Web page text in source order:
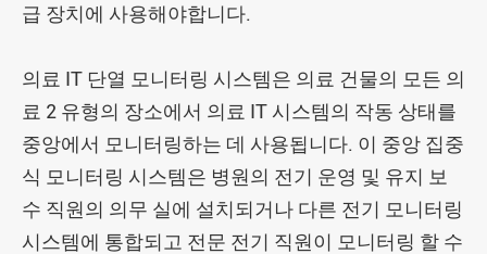
급 장치에 사용해야합니다.
의료 IT 단열 모니터링 시스템은 의료 건물의 모든 의
료 2 유형의 장소에서 의료 IT 시스템의 작동 상태를
중앙에서 모니터링하는 데 사용됩니다. 이 중앙 집중
식 모니터링 시스템은 병원의 전기 운영 및 유지 보
수 직원의 의무 실에 설치되거나 다른 전기 모니터링
시스템에 통합되고 전문 전기 직원이 모니터링 할 수